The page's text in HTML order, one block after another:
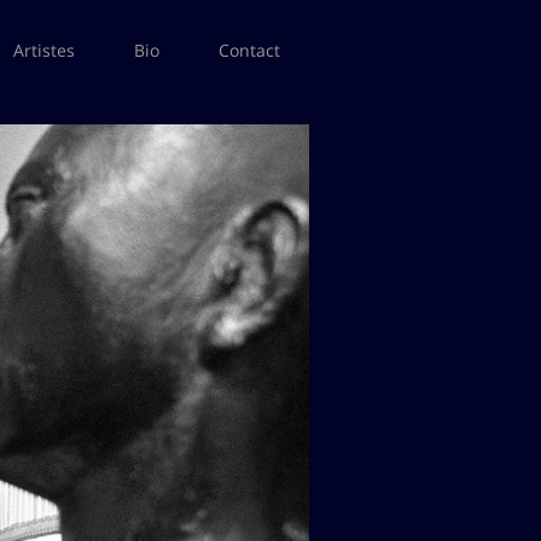
Artistes Bio Contact